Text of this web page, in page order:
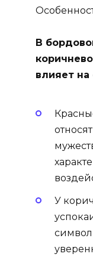
В
влияет на
У